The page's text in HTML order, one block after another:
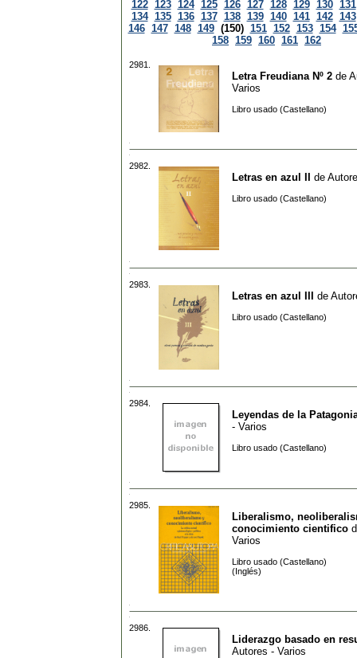
122 123 124 125 126 127 128 129 130 131
134 135 136 137 138 139 140 141 142 143
146 147 148 149 (150) 151 152 153 154
158 159 160 161 162
2981.
Letra Freudiana Nº 2 de
Varios
Libro usado (Castellano)
2982.
Letras en azul II de
Libro usado (Castellano)
2983.
Letras en azul III de
Libro usado (Castellano)
2984.
Leyendas de la
- Varios
Libro usado (Castellano)
2985.
Liberalismo,
conocimiento cientifico
Varios
Libro usado (Castellano)
(Inglés)
2986.
Liderazgo basado en
Autores - Varios